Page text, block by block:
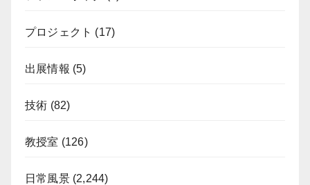
プロジェクト (17)
出展情報 (5)
技術 (82)
教授室 (126)
日常風景(2,244)